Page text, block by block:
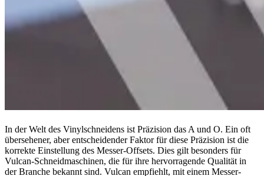
In der Welt des Vinylschneidens ist Präzision das A und O. Ein oft
übersehener, aber entscheidender Faktor für diese Präzision ist die
korrekte Einstellung des Messer-Offsets. Dies gilt besonders für
Vulcan-Schneidmaschinen, die für ihre hervorragende Qualität in
der Branche bekannt sind. Vulcan empfiehlt, mit einem Messer-